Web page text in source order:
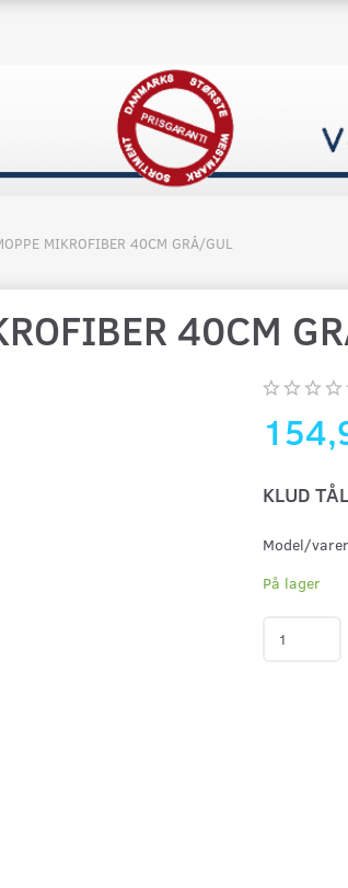
MIKROFIBER 40CM GRÅ/GUL
40CM
KLUD
Model/
På lager